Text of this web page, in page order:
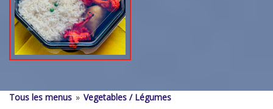
Tous les menus » Vegetables / Légumes